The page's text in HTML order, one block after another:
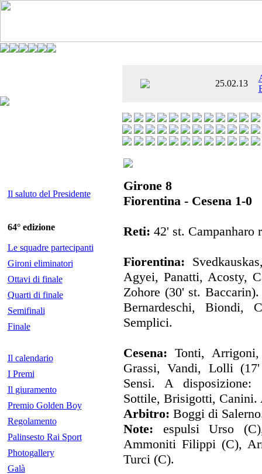
25.02.13
Il saluto del Presidente
64° edizione
Le squadre partecipanti
Gironi eliminatori
Ottavi di finale
Quarti di finale
Semifinali
Finale
Il calendario
I Premi
Il giuramento
Premio Golden Boy
Regolamento
Palinsesto Rai Sport
Photogallery
Galà
Girone 8
Fiorentina - Cesena 1-0
Reti: 42' st. Campanharo
Fiorentina:
Agyei, Panatti, Acosty,
Zohore (30' st.
Bernardeschi, Biondi,
Semplici.
Cesena: Tonti,
Grassi, Vandi, Lolli
Sensi. A disposizione:
Sottile, Brisigotti,
Arbitro: Boggi di
Note: espulsi Urso
Ammoniti Filippi (C),
Turci (C).